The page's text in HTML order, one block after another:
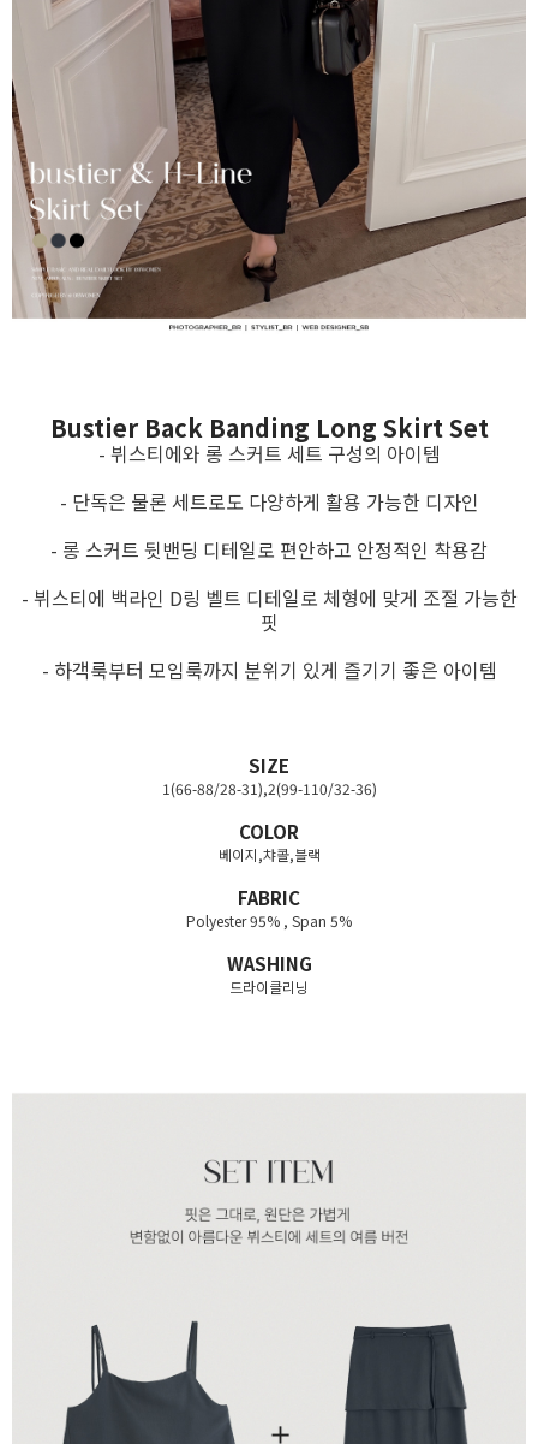
Bustier Back Banding Long Skirt Set
- 뷔스티에와 롱 스커트 세트 구성의 아이템
- 단독은 물론 세트로도 다양하게 활용 가능한 디자인
- 롱 스커트 뒷밴딩 디테일로 편안하고 안정적인 착용감
- 뷔스티에 백라인 D링 벨트 디테일로 체형에 맞게 조절 가능한
핏
- 하객룩부터 모임룩까지 분위기 있게 즐기기 좋은 아이템
SIZE
1(66-88/28-31),2(99-110/32-36)
COLOR
베이지,챠콜,블랙
FABRIC
Polyester 95% , Span 5%
WASHING
드라이클리닝